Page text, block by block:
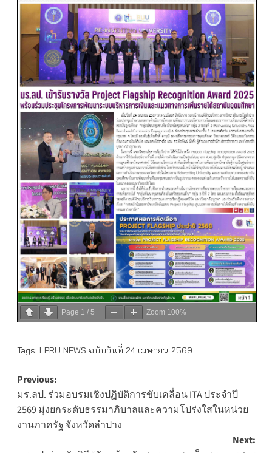
Page 1 / 5 Zoom 100%
Tags: LPRU NEWS ฉบับวันที่ 24 เมษายน 2569
Post
navigation
Previous:
มร.ลป. ร่วมอบรมเชิงปฏิบัติการขับเคลื่อน ITA ประจำปี
2569 มุ่งยกระดับธรรมาภิบาลและความโปร่งใสในหน่วย
งานภาครัฐ จังหวัดลำปาง
Next: